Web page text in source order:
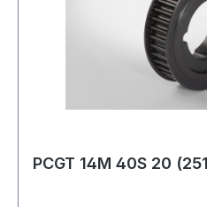
mmmm
Type: 10WF Material:
Teilung mm: 8 mmmm
PCGT 14M 40S 20